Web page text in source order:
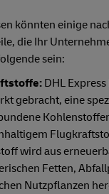
könnten einige
die Ihr
sein:
DHL
gebracht, eine
wird aus
Fetten,
Nutzpflanzen